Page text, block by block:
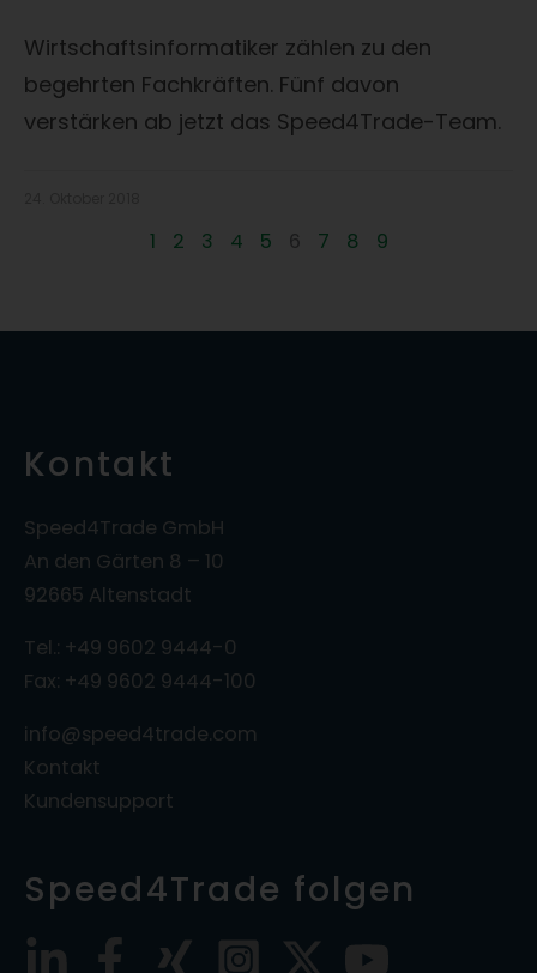
Wirtschaftsinformatiker zählen zu den
begehrten Fachkräften. Fünf davon
verstärken ab jetzt das Speed4Trade-Team.
1 2 3 4 5 6 7 8 9
Kontakt
Speed4Trade GmbH
An den Gärten 8 – 10
92665 Altenstadt
Tel.: +49 9602 9444-0
Fax: +49 9602 9444-100
info@speed4trade.com
Kontakt
Kundensupport
Speed4Trade folgen